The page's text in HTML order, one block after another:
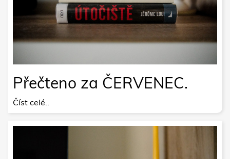
Přečteno za ČERVENEC.
Číst celé..